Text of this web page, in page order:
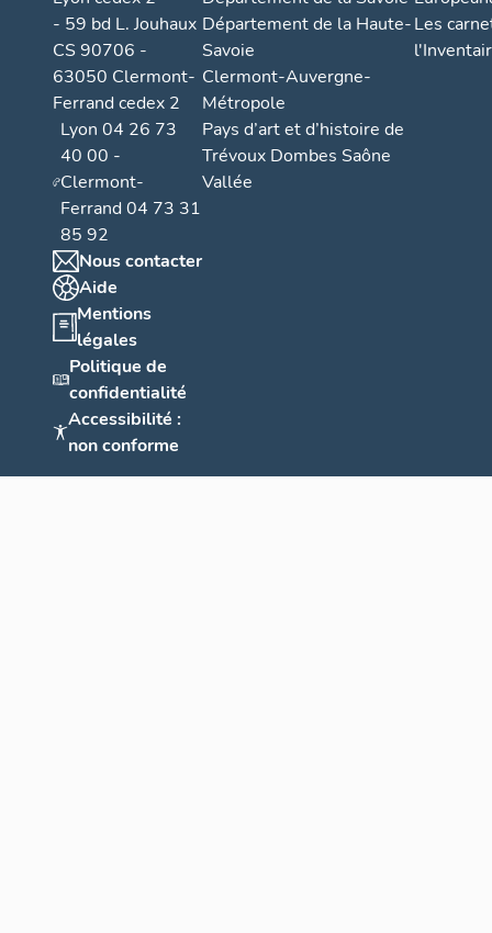
- 59 bd L. Jouhaux
CS 90706 -
63050 Clermont-
Ferrand cedex 2
Lyon 04 26 73
40 00 -
Clermont-
Ferrand 04 73 31
85 92
Nous contacter
Aide
Mentions
légales
Politique de
confidentialité
Accessibilité :
non conforme
Département de la Haute-
Savoie
Clermont-Auvergne-
Métropole
Pays d’art et d’histoire de
Trévoux Dombes Saône
Vallée
Les